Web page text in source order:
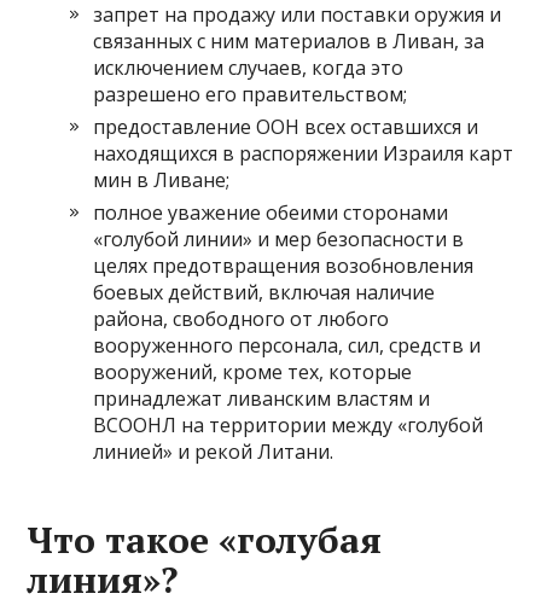
запрет на продажу или поставки оружия и
связанных с ним материалов в Ливан, за
исключением случаев, когда это
разрешено его правительством;
предоставление ООН всех оставшихся и
находящихся в распоряжении Израиля карт
мин в Ливане;
полное уважение обеими сторонами
«голубой линии» и мер безопасности в
целях предотвращения возобновления
боевых действий, включая наличие
района, свободного от любого
вооруженного персонала, сил, средств и
вооружений, кроме тех, которые
принадлежат ливанским властям и
ВСООНЛ на территории между «голубой
линией» и рекой Литани.
Что такое «голубая
линия»?